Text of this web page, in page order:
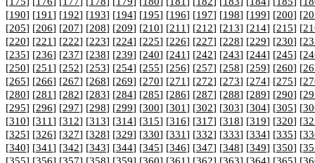
[190] [191] [192] [193] [194] [195] [196] [197] [198] [199] [200] [
[205] [206] [207] [208] [209] [210] [211] [212] [213] [214] [215] [
[220] [221] [222] [223] [224] [225] [226] [227] [228] [229] [230] [
[235] [236] [237] [238] [239] [240] [241] [242] [243] [244] [245] [
[250] [251] [252] [253] [254] [255] [256] [257] [258] [259] [260] [
[265] [266] [267] [268] [269] [270] [271] [272] [273] [274] [275] [
[280] [281] [282] [283] [284] [285] [286] [287] [288] [289] [290] [
[295] [296] [297] [298] [299] [300] [301] [302] [303] [304] [305] [
[310] [311] [312] [313] [314] [315] [316] [317] [318] [319] [320] [
[325] [326] [327] [328] [329] [330] [331] [332] [333] [334] [335] [
[340] [341] [342] [343] [344] [345] [346] [347] [348] [349] [350] [